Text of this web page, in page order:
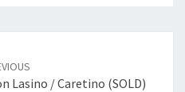
Lasino / Caretino (SOLD)